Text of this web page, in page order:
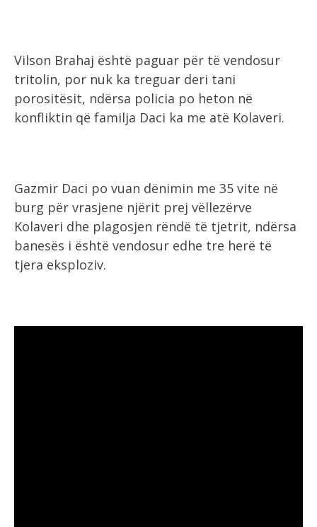
Vilson Brahaj është paguar për të vendosur
tritolin, por nuk ka treguar deri tani
porositësit, ndërsa policia po heton në
konfliktin që familja Daci ka me atë Kolaveri.
Gazmir Daci po vuan dënimin me 35 vite në
burg për vrasjene njërit prej vëllezërve
Kolaveri dhe plagosjen rëndë të tjetrit, ndërsa
banesës i është vendosur edhe tre herë të
tjera eksploziv.